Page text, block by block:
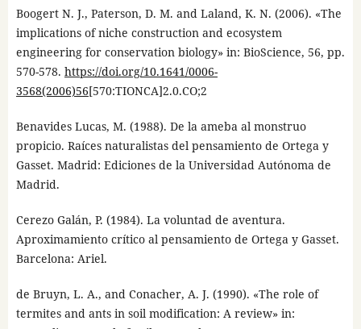
Boogert N. J., Paterson, D. M. and Laland, K. N. (2006). «The
implications of niche construction and ecosystem
engineering for conservation biology» in: BioScience, 56, pp.
570-578. https://doi.org/10.1641/0006-
3568(2006)56[570:TIONCA]2.0.CO;2
Benavides Lucas, M. (1988). De la ameba al monstruo
propicio. Raíces naturalistas del pensamiento de Ortega y
Gasset. Madrid: Ediciones de la Universidad Autónoma de
Madrid.
Cerezo Galán, P. (1984). La voluntad de aventura.
Aproximamiento crítico al pensamiento de Ortega y Gasset.
Barcelona: Ariel.
de Bruyn, L. A., and Conacher, A. J. (1990). «The role of
termites and ants in soil modification: A review» in: